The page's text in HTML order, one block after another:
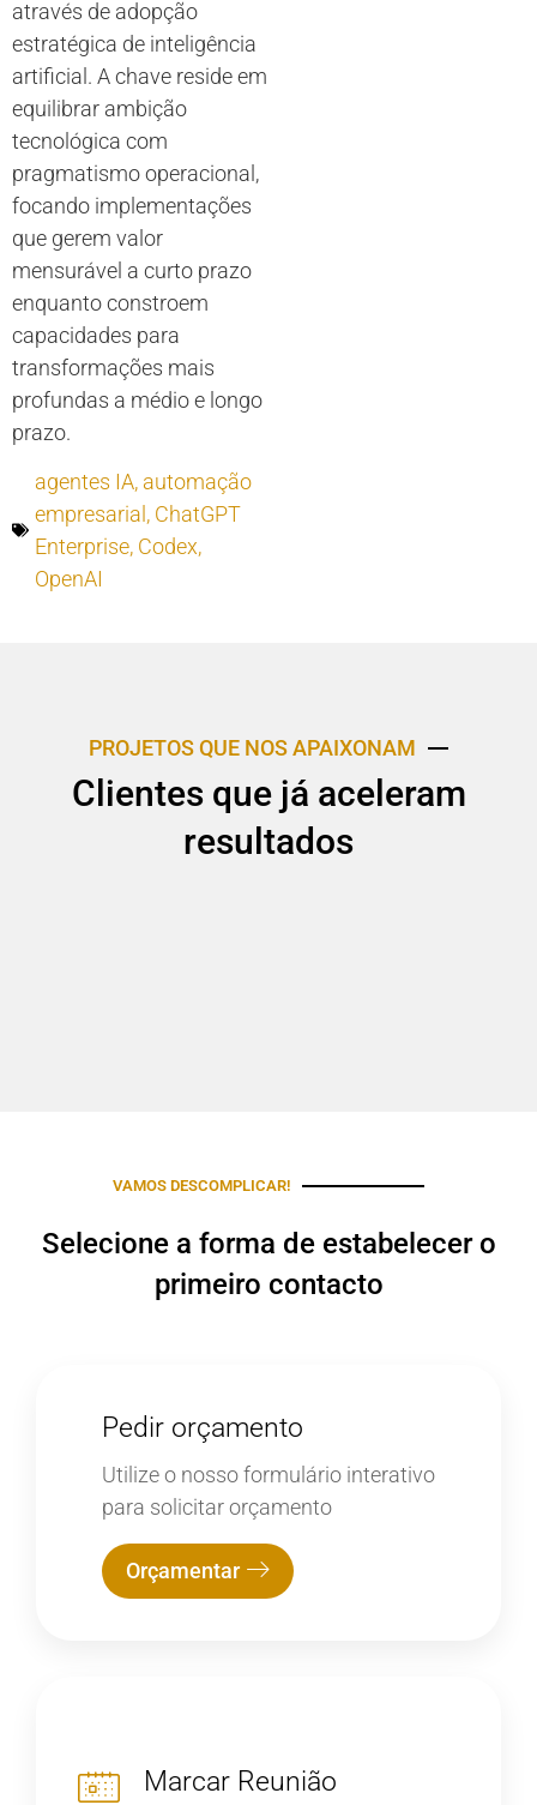
através de adopção
estratégica de inteligência
artificial. A chave reside em
equilibrar ambição
tecnológica com
pragmatismo operacional,
focando implementações
que gerem valor
mensurável a curto prazo
enquanto constroem
capacidades para
transformações mais
profundas a médio e longo
prazo.
agentes IA, automação
empresarial , ChatGPT
Enterprise, Codex,
OpenAI
PROJETOS QUE NOS APAIXONAM
Clientes que já aceleram
resultados
VAMOS DESCOMPLICAR!
Selecione a forma de estabelecer o
primeiro contacto
Pedir orçamento
Utilize o nosso formulário interativo
para solicitar orçamento
Orçamentar
Marcar Reunião